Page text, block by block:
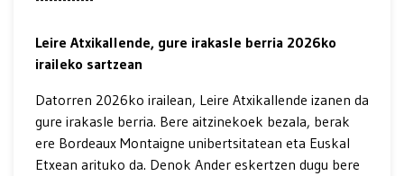
Leire Atxikallende, gure irakasle berria 2026ko
iraileko sartzean
Datorren 2026ko irailean, Leire Atxikallende izanen da
gure irakasle berria. Bere aitzinekoek bezala, berak
ere Bordeaux Montaigne unibertsitatean eta Euskal
Etxean arituko da. Denok Ander eskertzen dugu bere